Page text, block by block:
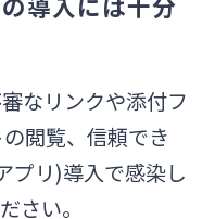
なリンクや添付フ
閲覧、信頼でき
プリ)導入で感染し
さい。